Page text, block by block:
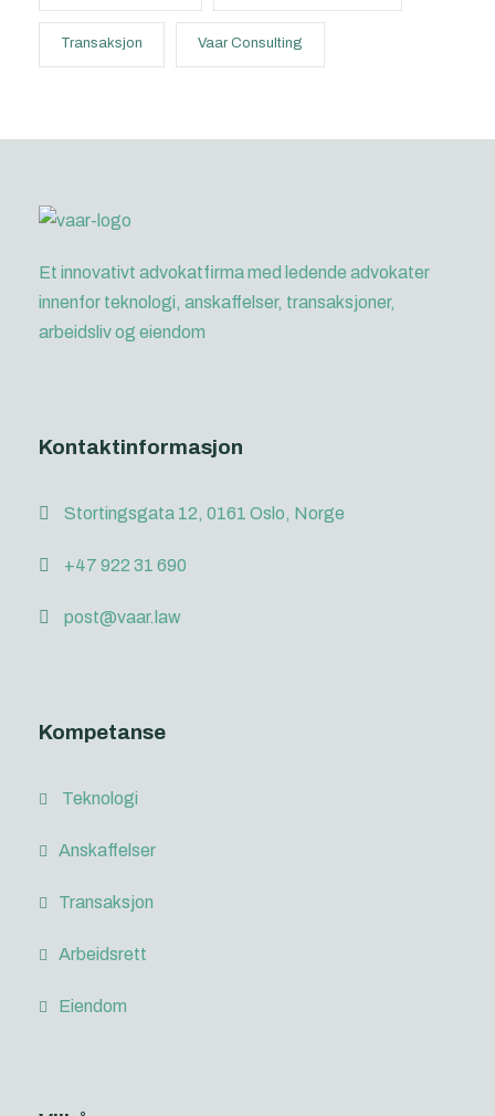
Transaksjon Vaar Consulting
Et innovativt advokatfirma med ledende advokater
innenfor teknologi, anskaffelser, transaksjoner,
arbeidsliv og eiendom
Kontaktinformasjon
Stortingsgata 12, 0161 Oslo, Norge
+47 922 31 690
post@vaar.law
Kompetanse
Teknologi
Anskaffelser
Transaksjon
Arbeidsrett
Eiendom